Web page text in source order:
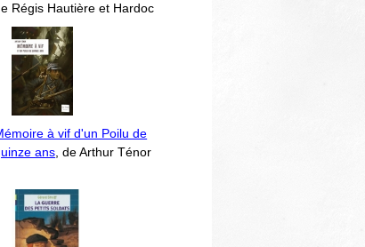
Régis Hautière et Hardoc
à vif d'un Poilu de
ans , de Arthur Ténor